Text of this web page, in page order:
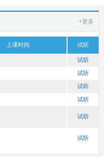
+更多
上课时间 试听
试听
试听
试听
试听
试听
试听